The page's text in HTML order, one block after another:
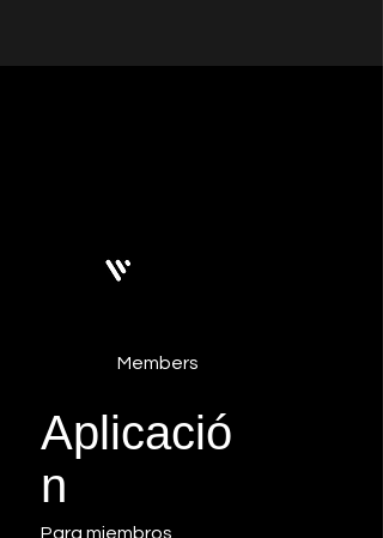
Members
Aplicació
n
Para miembros